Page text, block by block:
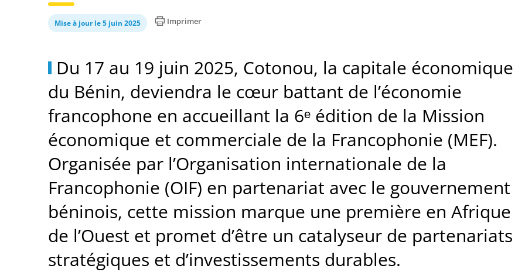
Mise à jour le 5 juin 2025 Imprimer
Du 17 au 19 juin 2025, Cotonou, la capitale économique
du Bénin, deviendra le cœur battant de l’économie
francophone en accueillant la 6ᵉ édition de la Mission
économique et commerciale de la Francophonie (MEF).
Organisée par l’Organisation internationale de la
Francophonie (OIF) en partenariat avec le gouvernement
béninois, cette mission marque une première en Afrique
de l’Ouest et promet d’être un catalyseur de partenariats
stratégiques et d’investissements durables.